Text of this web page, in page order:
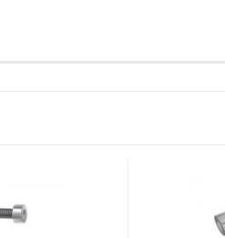
TDR II - 3 - Sonstige Teile
TDR II - 4 - Rotorwelleneinheit
TDR II - 6 - Anlenkung &
TDR II - 8 -
Heckrohraufnahme und